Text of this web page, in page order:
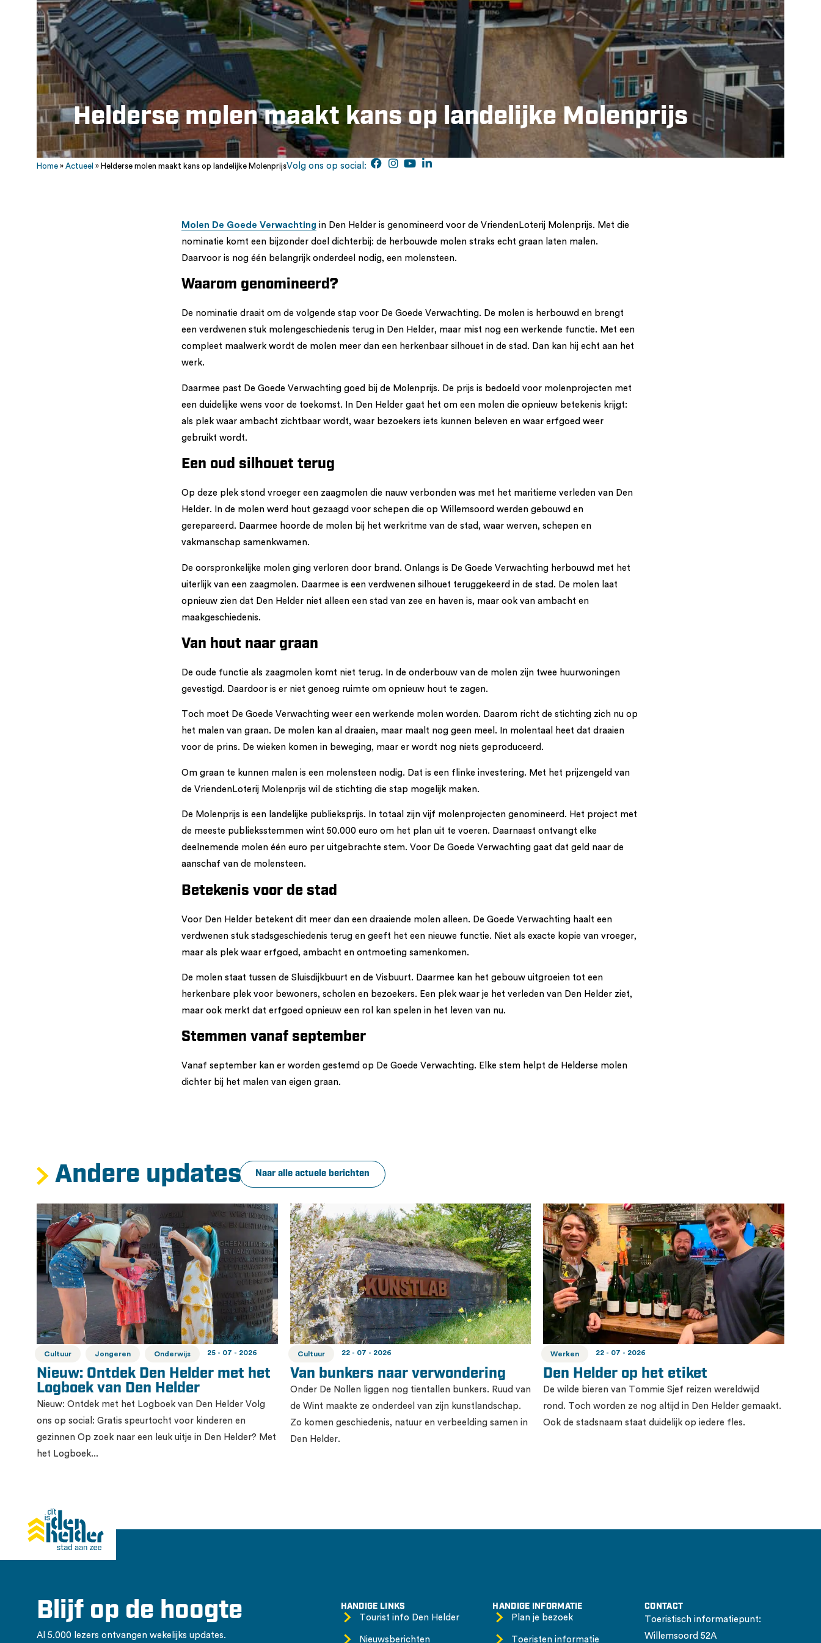
Helderse molen maakt kans op landelijke Molenprijs
Home » Actueel » Helderse molen maakt kans op landelijke MolenprijsVolg ons op social:
Molen De Goede Verwachting in Den Helder is genomineerd voor de VriendenLoterij Molenprijs. Met die
nominatie komt een bijzonder doel dichterbij: de herbouwde molen straks echt graan laten malen.
Daarvoor is nog één belangrijk onderdeel nodig, een molensteen.
Waarom genomineerd?
De nominatie draait om de volgende stap voor De Goede Verwachting. De molen is herbouwd en brengt
een verdwenen stuk molengeschiedenis terug in Den Helder, maar mist nog een werkende functie. Met een
compleet maalwerk wordt de molen meer dan een herkenbaar silhouet in de stad. Dan kan hij echt aan het
werk.
Daarmee past De Goede Verwachting goed bij de Molenprijs. De prijs is bedoeld voor molenprojecten met
een duidelijke wens voor de toekomst. In Den Helder gaat het om een molen die opnieuw betekenis krijgt:
als plek waar ambacht zichtbaar wordt, waar bezoekers iets kunnen beleven en waar erfgoed weer
gebruikt wordt.
Een oud silhouet terug
Op deze plek stond vroeger een zaagmolen die nauw verbonden was met het maritieme verleden van Den
Helder. In de molen werd hout gezaagd voor schepen die op Willemsoord werden gebouwd en
gerepareerd. Daarmee hoorde de molen bij het werkritme van de stad, waar werven, schepen en
vakmanschap samenkwamen.
De oorspronkelijke molen ging verloren door brand. Onlangs is De Goede Verwachting herbouwd met het
uiterlijk van een zaagmolen. Daarmee is een verdwenen silhouet teruggekeerd in de stad. De molen laat
opnieuw zien dat Den Helder niet alleen een stad van zee en haven is, maar ook van ambacht en
maakgeschiedenis.
Van hout naar graan
De oude functie als zaagmolen komt niet terug. In de onderbouw van de molen zijn twee huurwoningen
gevestigd. Daardoor is er niet genoeg ruimte om opnieuw hout te zagen.
Toch moet De Goede Verwachting weer een werkende molen worden. Daarom richt de stichting zich nu op
het malen van graan. De molen kan al draaien, maar maalt nog geen meel. In molentaal heet dat draaien
voor de prins. De wieken komen in beweging, maar er wordt nog niets geproduceerd.
Om graan te kunnen malen is een molensteen nodig. Dat is een flinke investering. Met het prijzengeld van
de VriendenLoterij Molenprijs wil de stichting die stap mogelijk maken.
De Molenprijs is een landelijke publieksprijs. In totaal zijn vijf molenprojecten genomineerd. Het project met
de meeste publieksstemmen wint 50.000 euro om het plan uit te voeren. Daarnaast ontvangt elke
deelnemende molen één euro per uitgebrachte stem. Voor De Goede Verwachting gaat dat geld naar de
aanschaf van de molensteen.
Betekenis voor de stad
Voor Den Helder betekent dit meer dan een draaiende molen alleen. De Goede Verwachting haalt een
verdwenen stuk stadsgeschiedenis terug en geeft het een nieuwe functie. Niet als exacte kopie van vroeger,
maar als plek waar erfgoed, ambacht en ontmoeting samenkomen.
De molen staat tussen de Sluisdijkbuurt en de Visbuurt. Daarmee kan het gebouw uitgroeien tot een
herkenbare plek voor bewoners, scholen en bezoekers. Een plek waar je het verleden van Den Helder ziet,
maar ook merkt dat erfgoed opnieuw een rol kan spelen in het leven van nu.
Stemmen vanaf september
Vanaf september kan er worden gestemd op De Goede Verwachting. Elke stem helpt de Helderse molen
dichter bij het malen van eigen graan.
Andere updates Naar alle actuele berichten
Cultuur Jongeren Onderwijs 25 - 07 - 2026
Nieuw: Ontdek Den Helder met het
Logboek van Den Helder
Nieuw: Ontdek met het Logboek van Den Helder Volg
ons op social: Gratis speurtocht voor kinderen en
gezinnen Op zoek naar een leuk uitje in Den Helder? Met
het Logboek...
Cultuur 22 - 07 - 2026
Van bunkers naar verwondering
Onder De Nollen liggen nog tientallen bunkers. Ruud van
de Wint maakte ze onderdeel van zijn kunstlandschap.
Zo komen geschiedenis, natuur en verbeelding samen in
Den Helder.
Werken 22 - 07 - 2026
Den Helder op het etiket
De wilde bieren van Tommie Sjef reizen wereldwijd
rond. Toch worden ze nog altijd in Den Helder gemaakt.
Ook de stadsnaam staat duidelijk op iedere fles.
Blijf op de hoogte
Al 5.000 lezers ontvangen wekelijks updates.
HANDIGE LINKS
Tourist info Den Helder
Nieuwsberichten
HANDIGE INFORMATIE
Plan je bezoek
Toeristen informatie
CONTACT
Toeristisch informatiepunt:
Willemsoord 52A